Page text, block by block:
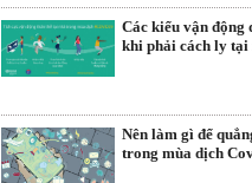
Các kiểu vận động
khi phải cách ly tại
Nên làm gì để
trong mùa dịch